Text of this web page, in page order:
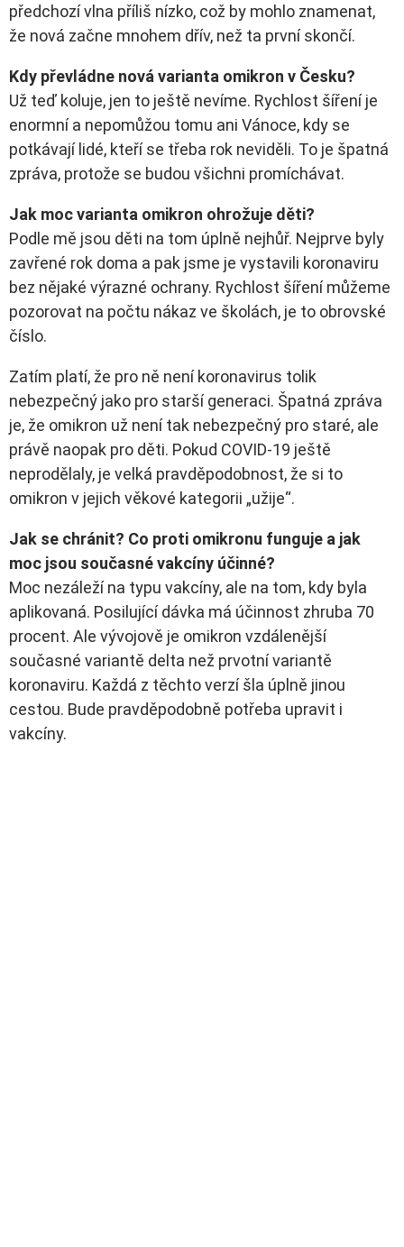
předchozí vlna příliš nízko, což by mohlo znamenat,
že nová začne mnohem dřív, než ta první skončí.
Kdy převládne nová varianta omikron v Česku?
Už teď koluje, jen to ještě nevíme. Rychlost šíření je
enormní a nepomůžou tomu ani Vánoce, kdy se
potkávají lidé, kteří se třeba rok neviděli. To je špatná
zpráva, protože se budou všichni promíchávat.
Jak moc varianta omikron ohrožuje děti?
Podle mě jsou děti na tom úplně nejhůř. Nejprve byly
zavřené rok doma a pak jsme je vystavili koronaviru
bez nějaké výrazné ochrany. Rychlost šíření můžeme
pozorovat na počtu nákaz ve školách, je to obrovské
číslo.
Zatím platí, že pro ně není koronavirus tolik
nebezpečný jako pro starší generaci. Špatná zpráva
je, že omikron už není tak nebezpečný pro staré, ale
právě naopak pro děti. Pokud COVID-19 ještě
neprodělaly, je velká pravděpodobnost, že si to
omikron v jejich věkové kategorii „užije“.
Jak se chránit? Co proti omikronu funguje a jak
moc jsou současné vakcíny účinné?
Moc nezáleží na typu vakcíny, ale na tom, kdy byla
aplikovaná. Posilující dávka má účinnost zhruba 70
procent. Ale vývojově je omikron vzdálenější
současné variantě delta než prvotní variantě
koronaviru. Každá z těchto verzí šla úplně jinou
cestou. Bude pravděpodobně potřeba upravit i
vakcíny.